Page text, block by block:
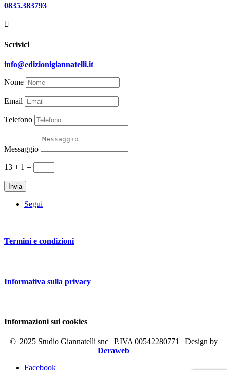
0835.383793

Scrivici
info@edizionigiannatelli.it
Nome
Email
Telefono
Messaggio
13 + 1 =
Invia
Segui
Termini e condizioni
Informativa sulla privacy
Informazioni sui cookies
© 2025 Studio Giannatelli snc | P.IVA 00542280771 | Design by
Deraweb
Facebook